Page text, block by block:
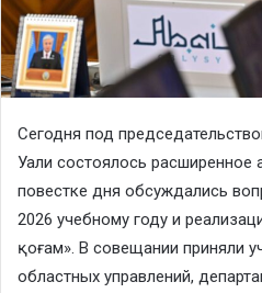
Сегодня под
Уали состоялось расширенное
повестке дня обсуждались
2026 учебному году и
қоғам». В совещании приняли
областных управлений,